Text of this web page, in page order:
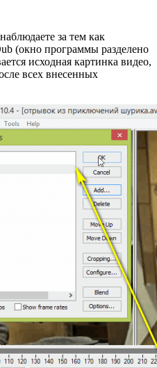
за тем как
(окно программы разделено
исходная картинка видео,
всех внесенных